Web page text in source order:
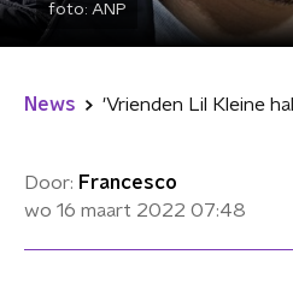
foto: ANP
News
Door: Francesco
wo 16 maart 2022 07:48